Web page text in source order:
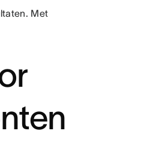
Met